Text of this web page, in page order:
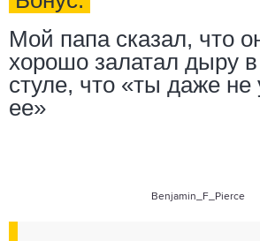
Мой папа сказал, что
хорошо залатал дыру
стуле, что «ты даже
ее»
Benjamin_F_Pierce